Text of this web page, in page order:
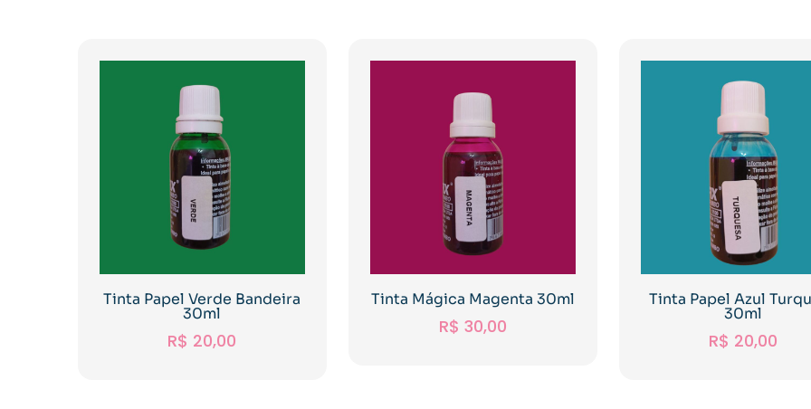
Tinta Papel Verde Bandeira
30ml
R$ 20,00
Tinta Mágica Magenta 30ml
R$ 30,00
Tinta Papel Azul
30ml
R$ 20,00